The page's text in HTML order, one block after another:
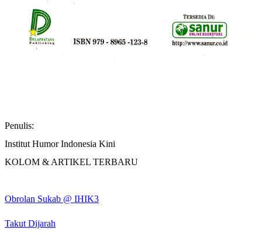
Penulis:
Institut Humor Indonesia Kini
KOLOM & ARTIKEL TERBARU
Obrolan Sukab @ IHIK3
Takut Dijarah